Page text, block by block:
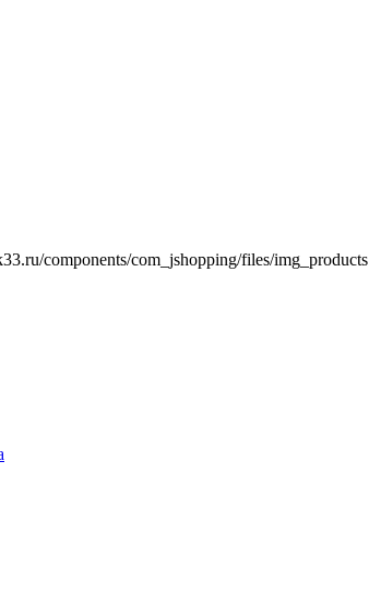
components/com_jshopping/files/img_products